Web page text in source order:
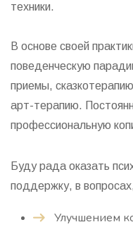
техники.
В основе своей
поведенческую
приемы,
арт-терапию.
профессиональную
Буду рада оказать
поддержку, в
Улучшением